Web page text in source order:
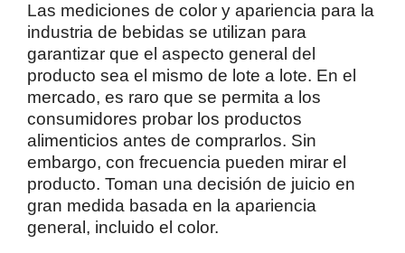
Las mediciones de color y apariencia para la
industria de bebidas se utilizan para
garantizar que el aspecto general del
producto sea el mismo de lote a lote. En el
mercado, es raro que se permita a los
consumidores probar los productos
alimenticios antes de comprarlos. Sin
embargo, con frecuencia pueden mirar el
producto. Toman una decisión de juicio en
gran medida basada en la apariencia
general, incluido el color.